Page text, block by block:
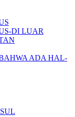
DI LUAR
ADA HAL-